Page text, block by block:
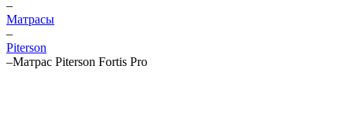
–
Матрасы
–
Piterson
–Матрас Piterson Fortis Pro